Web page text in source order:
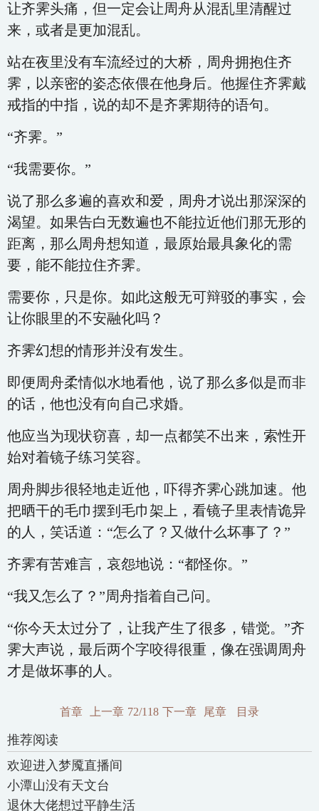
让齐霁头痛，但一定会让周舟从混乱里清醒过
来，或者是更加混乱。
站在夜里没有车流经过的大桥，周舟拥抱住齐
霁，以亲密的姿态依偎在他身后。他握住齐霁戴
戒指的中指，说的却不是齐霁期待的语句。
“齐霁。”
“我需要你。”
说了那么多遍的喜欢和爱，周舟才说出那深深的
渴望。如果告白无数遍也不能拉近他们那无形的
距离，那么周舟想知道，最原始最具象化的需
要，能不能拉住齐霁。
需要你，只是你。如此这般无可辩驳的事实，会
让你眼里的不安融化吗？
齐霁幻想的情形并没有发生。
即便周舟柔情似水地看他，说了那么多似是而非
的话，他也没有向自己求婚。
他应当为现状窃喜，却一点都笑不出来，索性开
始对着镜子练习笑容。
周舟脚步很轻地走近他，吓得齐霁心跳加速。他
把晒干的毛巾摆到毛巾架上，看镜子里表情诡异
的人，笑话道：“怎么了？又做什么坏事了？”
齐霁有苦难言，哀怨地说：“都怪你。”
“我又怎么了？”周舟指着自己问。
“你今天太过分了，让我产生了很多，错觉。”齐
霁大声说，最后两个字咬得很重，像在强调周舟
才是做坏事的人。
首章 上一章 72/118 下一章 尾章 目录
推荐阅读
欢迎进入梦魇直播间
小潭山没有天文台
退休大佬想过平静生活